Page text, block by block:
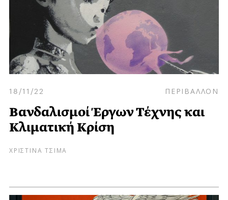
18/11/22 ΠΕΡΙΒΑΛΛΟΝ
Βανδαλισμοί Έργων Τέχνης και
Κλιματική Κρίση
ΧΡΙΣΤΙΝΑ ΤΣΙΜΑ